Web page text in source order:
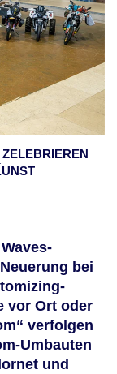
bei
vor Ort oder
verfolgen
Umbauten
und